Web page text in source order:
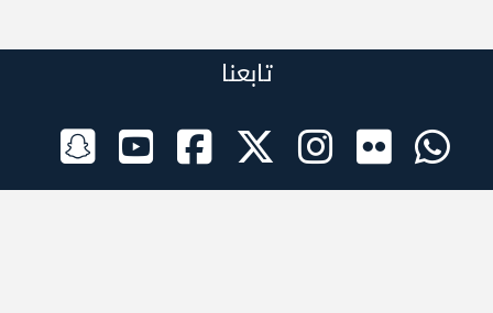
تابعنا